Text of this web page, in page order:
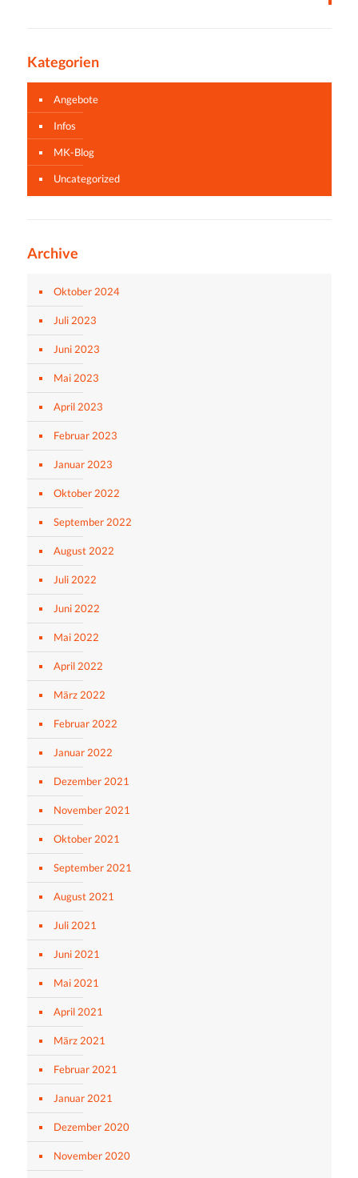
Kategorien
Angebote
Infos
MK-Blog
Uncategorized
Archive
Oktober 2024
Juli 2023
Juni 2023
Mai 2023
April 2023
Februar 2023
Januar 2023
Oktober 2022
September 2022
August 2022
Juli 2022
Juni 2022
Mai 2022
April 2022
März 2022
Februar 2022
Januar 2022
Dezember 2021
November 2021
Oktober 2021
September 2021
August 2021
Juli 2021
Juni 2021
Mai 2021
April 2021
März 2021
Februar 2021
Januar 2021
Dezember 2020
November 2020